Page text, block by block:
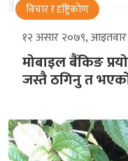
विचार र दृष्ट्रिकोण
१२ असार २०७९, आइतवार
मोबाइल बैंकिङ
जस्तै ठगिनु त